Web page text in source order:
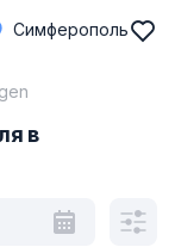
Симферополь
в